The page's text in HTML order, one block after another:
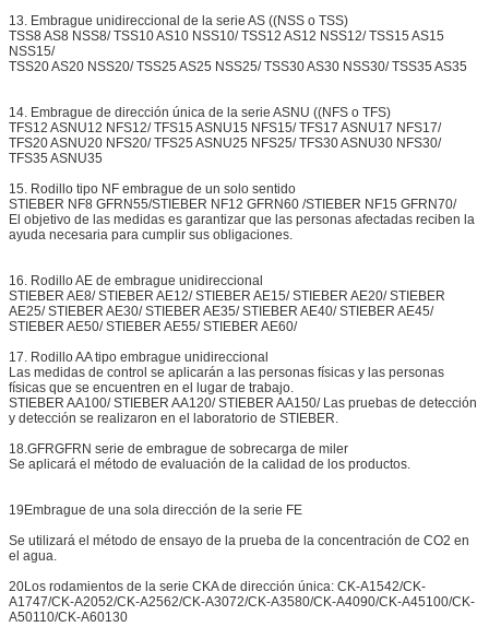
13. Embrague unidireccional de la serie AS ((NSS o TSS)
TSS8 AS8 NSS8/ TSS10 AS10 NSS10/ TSS12 AS12 NSS12/ TSS15 AS15
NSS15/
TSS20 AS20 NSS20/ TSS25 AS25 NSS25/ TSS30 AS30 NSS30/ TSS35 AS35
14. Embrague de dirección única de la serie ASNU ((NFS o TFS)
TFS12 ASNU12 NFS12/ TFS15 ASNU15 NFS15/ TFS17 ASNU17 NFS17/
TFS20 ASNU20 NFS20/ TFS25 ASNU25 NFS25/ TFS30 ASNU30 NFS30/
TFS35 ASNU35
15. Rodillo tipo NF embrague de un solo sentido
STIEBER NF8 GFRN55/STIEBER NF12 GFRN60 /STIEBER NF15 GFRN70/
El objetivo de las medidas es garantizar que las personas afectadas reciben la
ayuda necesaria para cumplir sus obligaciones.
16. Rodillo AE de embrague unidireccional
STIEBER AE8/ STIEBER AE12/ STIEBER AE15/ STIEBER AE20/ STIEBER
AE25/ STIEBER AE30/ STIEBER AE35/ STIEBER AE40/ STIEBER AE45/
STIEBER AE50/ STIEBER AE55/ STIEBER AE60/
17. Rodillo AA tipo embrague unidireccional
Las medidas de control se aplicarán a las personas físicas y las personas
físicas que se encuentren en el lugar de trabajo.
STIEBER AA100/ STIEBER AA120/ STIEBER AA150/ Las pruebas de detección
y detección se realizaron en el laboratorio de STIEBER.
18.GFRGFRN serie de embrague de sobrecarga de miler
Se aplicará el método de evaluación de la calidad de los productos.
19Embrague de una sola dirección de la serie FE
Se utilizará el método de ensayo de la prueba de la concentración de CO2 en
el agua.
20Los rodamientos de la serie CKA de dirección única: CK-A1542/CK-
A1747/CK-A2052/CK-A2562/CK-A3072/CK-A3580/CK-A4090/CK-A45100/CK-
A50110/CK-A60130